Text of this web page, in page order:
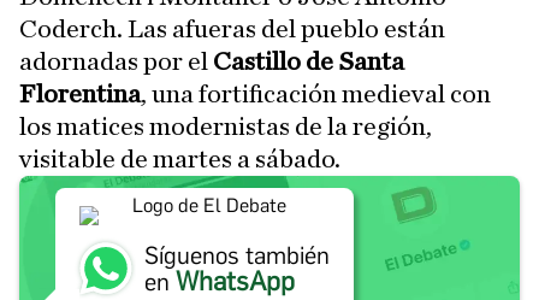
Coderch. Las afueras del pueblo están
adornadas por el Castillo de Santa
Florentina, una fortificación medieval con
los matices modernistas de la región,
visitable de martes a sábado.
Síguenos también
en WhatsApp